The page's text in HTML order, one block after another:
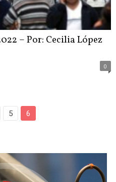
– Por: Cecilia López
0
5 6